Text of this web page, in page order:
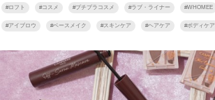
#ロフト #コスメ #プチプラコスメ #ラブ・ライナー #WHOMEE
#アイブロウ #ベースメイク #スキンケア #ヘアケア #ボディケア